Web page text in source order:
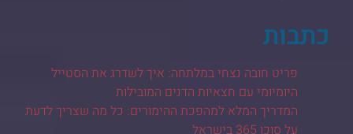
כתבות
פריט חובה נצחי במלתחה: איך לשדרג את הסטייל
היומיומי עם חצאיות הדנים המובילות
המדריך המלא למהפכת ההימורים: כל מה שצריך לדעת
על סוכן 365 בישראל